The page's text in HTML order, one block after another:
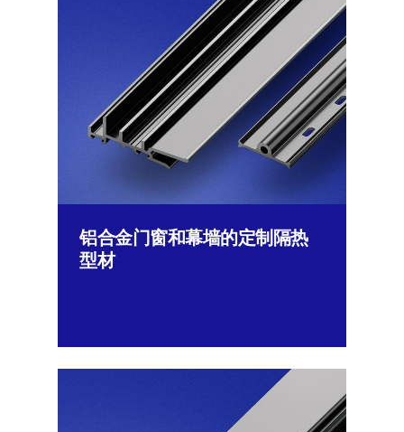
铝合金门窗和幕墙的定制隔热
型材